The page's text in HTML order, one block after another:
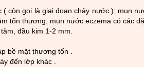
( còn gọi là giai đoạn chảy nư­ớc ): mụn n­ư
tổn thư­ơng, mụn n­ước eczema có các
đầu kim 1-2 mm.
bề mặt thư­ơng tổn .
đến lớp khác .